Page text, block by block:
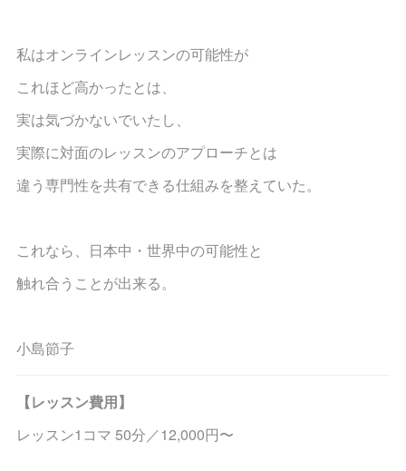
私はオンラインレッスンの可能性が
これほど高かったとは、
実は気づかないでいたし、
実際に対面のレッスンのアプローチとは
違う専門性を共有できる仕組みを整えていた。
これなら、日本中・世界中の可能性と
触れ合うことが出来る。
小島節子
【レッスン費用】
レッスン1コマ 50分／12,000円〜